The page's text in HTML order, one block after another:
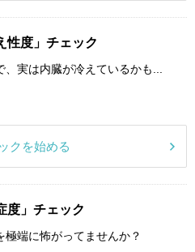
性度」チェック
、実は内臓が冷えているかも...
クを始める
度」チェック
極端に怖がってませんか？